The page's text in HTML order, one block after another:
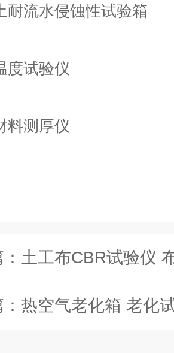
耐流水侵蚀性试验箱
度试验仪
料测厚仪
土工布CBR试验仪
热空气老化箱 老化